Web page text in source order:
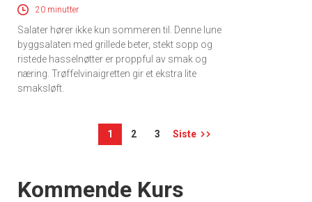
20 minutter
Salater hører ikke kun sommeren til. Denne lune
byggsalaten med grillede beter, stekt sopp og
ristede hasselnøtter er proppful av smak og
næring. Trøffelvinaigretten gir et ekstra lite
smaksløft.
1 2 3 Siste
Events
Kommende Kurs